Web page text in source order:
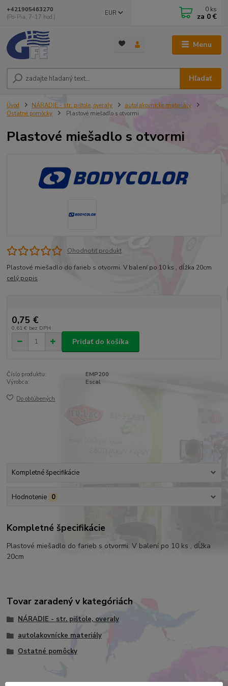
Menu
EUR
Hľadať
+421905463270
(Po-Pia, 7-17 hod.)
0 ks
za 0 €
Úvod NÁRADIE - str. pištole, overaly
autolakovnícke materiály
Ostatné pomôcky
Plastové miešadlo s otvormi
Plastové miešadlo s otvormi
Ohodnotiť produkt
Plastové miešadlo do farieb s otvormi. V balení po 10 ks , dĺžka 20cm
celý popis
0,75 €
0,61 € bez DPH
Pridať do košíka
Číslo produktu:
EMP200
Výrobca:
Escal
Do obľúbených
Kompletné špecifikácie
Hodnotenie 0
Kompletné špecifikácie
Plastové miešadlo do farieb s otvormi. V balení po 10 ks , dĺžka
20cm
Tovar zaradený v kategóriách
NÁRADIE - str. pištole, overaly
autolakovnícke materiály
Ostatné pomôcky